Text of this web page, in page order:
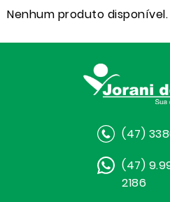
Nenhum produto disponível.
(47)
(47)
2186